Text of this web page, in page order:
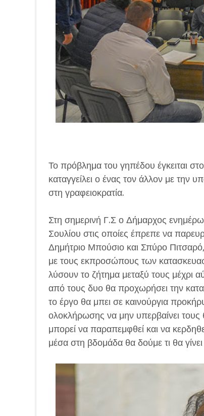
Το πρόβλημα του γηπέδου έγκειται στο
καταγγείλει ο ένας τον άλλον με την
στη γραφειοκρατία.
Στη σημερινή Γ.Σ ο Δήμαρχος
Σουλίου στις οποίες έπρεπε να
Δημήτριο Μπούσιο και Σπύρο
με τους εκπροσώπους των
λύσουν το ζήτημα μεταξύ τους μέχρι
από τους δυο θα προχωρήσει την
το έργο θα μπει σε καινούργια
ολοκλήρωσης να μην υπερβαίνει τους
μπορεί να παραπεμφθεί και να
μέσα στη βδομάδα θα δούμε τι θα